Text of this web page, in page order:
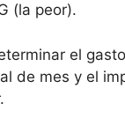
(la peor).
el
de mes y el